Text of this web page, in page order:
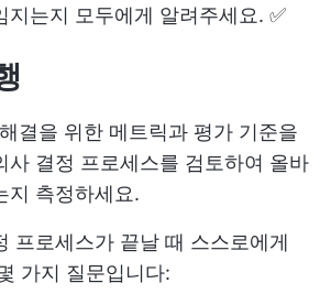
지는지 모두에게 알려주세요. ✅
결을 위한 메트릭과 평가 기준을
사 결정 프로세스를 검토하여 올바
지 측정하세요.
프로세스가 끝날 때 스스로에게
가지 질문입니다: